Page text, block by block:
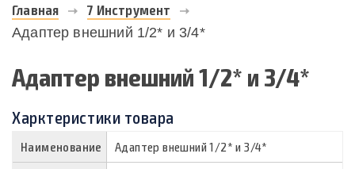
Главная 7 Инструмент
Адаптер внешний 1/2* и 3/4*
Адаптер внешний 1/2* и 3/4*
Харктеристики товара
Наименование Адаптер внешний 1/2* и 3/4*